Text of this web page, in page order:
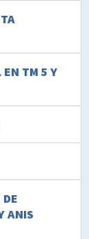
EN TM 5 Y
ANIS